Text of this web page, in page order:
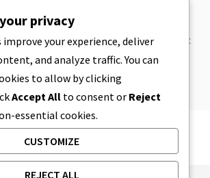
CBD EDIBLES
Pâte à biscuits au CBD et produits
comestibles au CBD incroyablement
simples à préparer à la maison
5 MINUTES DE LECTURE
privacy
improve your experience, deliver
and analyze traffic. You can
to allow by clicking
Accept All to consent or Reject
essential cookies.
CUSTOMIZE
REJECT ALL